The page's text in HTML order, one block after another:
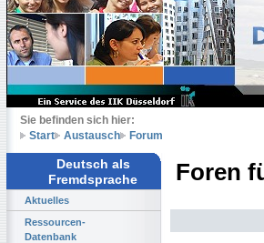
Sie befinden sich hier:
Start
Austausch Forum
Deutsch als
Fremdsprache
Aktuelles
Ressourcen-
Datenbank
Foren